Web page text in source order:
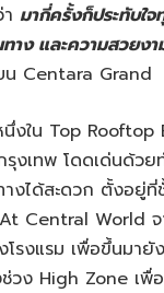
มากี่ครั้งก็ประทับใ
าง และความสวยงา
Centara Grand
นึ่งใน Top
งเทพ โดดเด่นด้วย
างได้สะดวก ตั้งอยู่
Central World
รงแรม เพื่อขึ้นมา
วง High Zone เพื่